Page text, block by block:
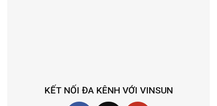
KẾT NỐI ĐA KÊNH VỚI VINSUN